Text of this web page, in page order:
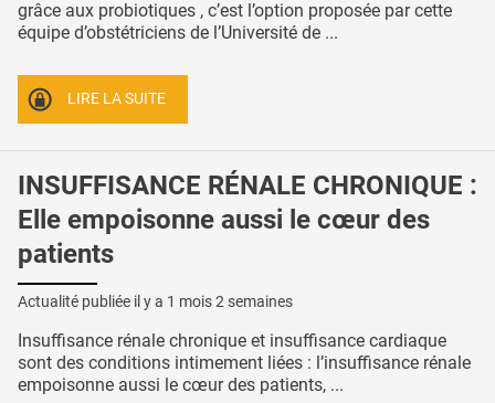
grâce aux probiotiques , c’est l’option proposée par cette
équipe d’obstétriciens de l’Université de ...
LIRE LA SUITE
INSUFFISANCE RÉNALE CHRONIQUE :
Elle empoisonne aussi le cœur des
patients
Actualité publiée il y a 1 mois 2 semaines
Insuffisance rénale chronique et insuffisance cardiaque
sont des conditions intimement liées : l’insuffisance rénale
empoisonne aussi le cœur des patients, ...